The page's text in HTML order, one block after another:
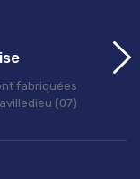
fabriquées
(07)